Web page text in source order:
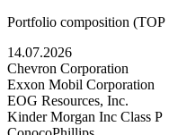
Portfolio composition (TOP
14.07.2026
Chevron Corporation
Exxon Mobil Corporation
EOG Resources, Inc.
Kinder Morgan Inc Class P